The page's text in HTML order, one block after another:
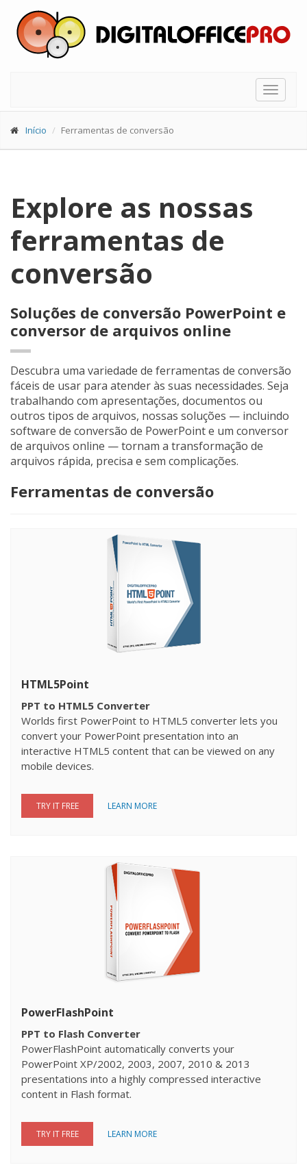
Toggle
Início Ferramentas de conversão
Explore as nossas
ferramentas de
conversão
Soluções de conversão PowerPoint e
conversor de arquivos online
Descubra uma variedade de ferramentas de conversão
fáceis de usar para atender às suas necessidades. Seja
trabalhando com apresentações, documentos ou
outros tipos de arquivos, nossas soluções — incluindo
software de conversão de PowerPoint e um conversor
de arquivos online — tornam a transformação de
arquivos rápida, precisa e sem complicações.
Ferramentas de conversão
HTML5Point
PPT to HTML5 Converter
Worlds first PowerPoint to HTML5 converter lets you
convert your PowerPoint presentation into an
interactive HTML5 content that can be viewed on any
mobile devices.
TRY IT FREE LEARN MORE
PowerFlashPoint
PPT to Flash Converter
PowerFlashPoint automatically converts your
PowerPoint XP/2002, 2003, 2007, 2010 & 2013
presentations into a highly compressed interactive
content in Flash format.
TRY IT FREE LEARN MORE